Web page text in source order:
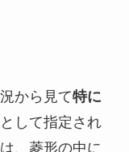
から見て特に
として指定され
、菱形の中に